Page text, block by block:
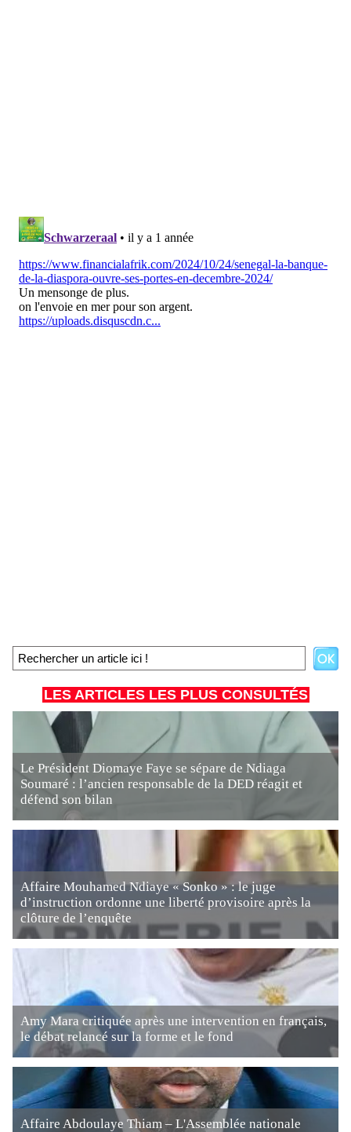
LES ARTICLES LES PLUS CONSULTÉS
Le Président Diomaye Faye se sépare de Ndiaga
Soumaré : l’ancien responsable de la DED réagit et
défend son bilan
Affaire Mouhamed Ndiaye « Sonko » : le juge
d’instruction ordonne une liberté provisoire après la
clôture de l’enquête
Amy Mara critiquée après une intervention en français,
le débat relancé sur la forme et le fond
Affaire Abdoulaye Thiam – L'Assemblée nationale